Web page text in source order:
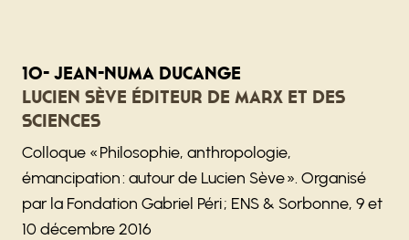
10- Jean-Numa Ducange
Lucien Sève éditeur de Marx et des
sciences
Colloque « Philosophie, anthropologie,
émancipation : autour de Lucien Sève ». Organisé
par la Fondation Gabriel Péri ; ENS & Sorbonne, 9 et
10 décembre 2016